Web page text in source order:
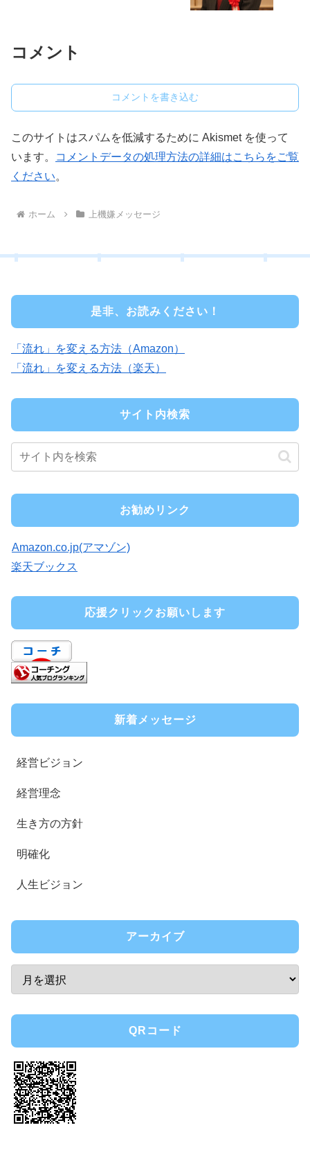
コメント
コメントを書き込む
このサイトはスパムを低減するために Akismet を使って
います。
コメントデータの処理方法の詳細はこちらをご覧
ください。
ホーム 上機嫌メッセージ
是非、お読みください！
「流れ」を変える方法（Amazon）
「流れ」を変える方法（楽天）
サイト内検索
お勧めリンク
Amazon.co.jp(アマゾン)
楽天ブックス
応援クリックお願いします
新着メッセージ
経営ビジョン
経営理念
生き方の方針
明確化
人生ビジョン
アーカイブ
QRコード